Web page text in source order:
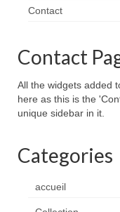
Contact
Contact
All the widgets added
here as this is the
unique sidebar in it.
Categories
accueil